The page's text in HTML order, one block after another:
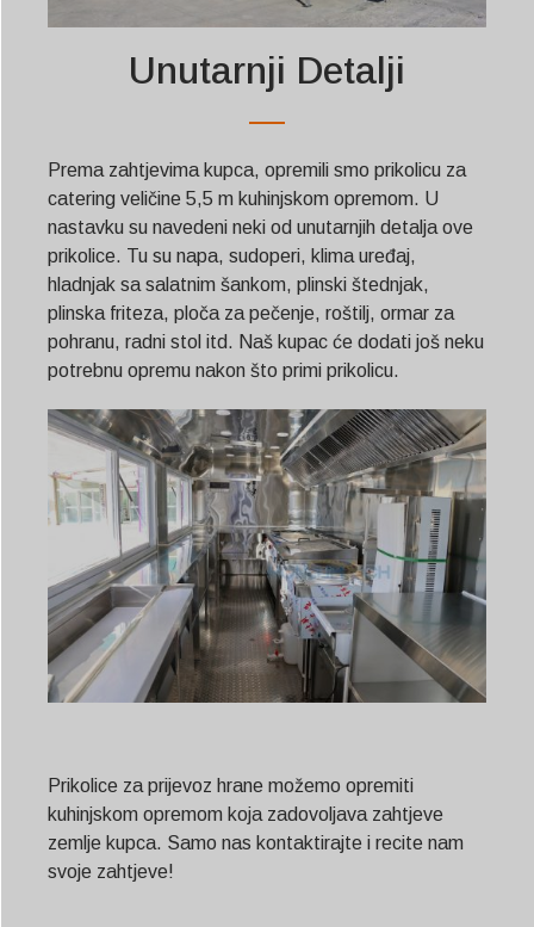
Unutarnji Detalji
Prema zahtjevima kupca, opremili smo prikolicu za
catering veličine 5,5 m kuhinjskom opremom. U
nastavku su navedeni neki od unutarnjih detalja ove
prikolice. Tu su napa, sudoperi, klima uređaj,
hladnjak sa salatnim šankom, plinski štednjak,
plinska friteza, ploča za pečenje, roštilj, ormar za
pohranu, radni stol itd. Naš kupac će dodati još neku
potrebnu opremu nakon što primi prikolicu.
Prikolice za prijevoz hrane možemo opremiti
kuhinjskom opremom koja zadovoljava zahtjeve
zemlje kupca. Samo nas kontaktirajte i recite nam
svoje zahtjeve!